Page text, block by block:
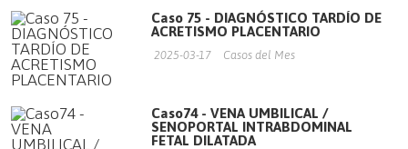
Caso 75 - DIAGNÓSTICO TARDÍO DE
ACRETISMO PLACENTARIO
2025-03-17 Casos del Mes
Caso74 - VENA UMBILICAL /
SENOPORTAL INTRABDOMINAL
FETAL DILATADA